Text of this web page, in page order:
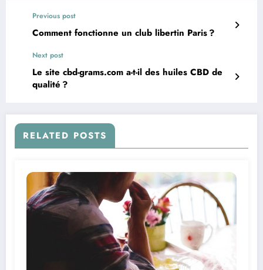
Previous post
Comment fonctionne un club libertin Paris ?
Next post
Le site cbd-grams.com a-t-il des huiles CBD de
qualité ?
RELATED POSTS